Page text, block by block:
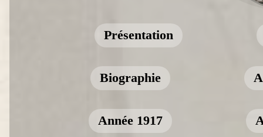
Présentation
Biographie
Année 1917